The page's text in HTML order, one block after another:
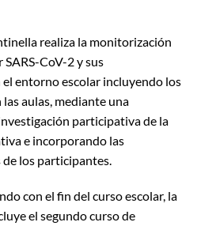
realiza la monitorización
CoV-2 y sus
entorno escolar incluyendo los
las aulas, mediante una
participativa de la
e incorporando las
los participantes.
con el fin del curso escolar, la
el segundo curso de